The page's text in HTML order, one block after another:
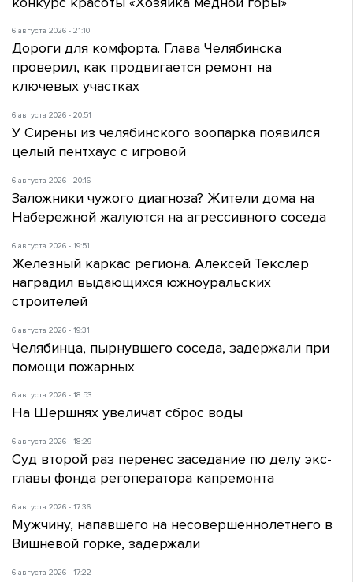
6 августа 2026 - 21:10
Дороги для комфорта. Глава Челябинска
проверил, как продвигается ремонт на
ключевых участках
6 августа 2026 - 20:51
У Сирены из челябинского зоопарка появился
целый пентхаус с игровой
6 августа 2026 - 20:16
Заложники чужого диагноза? Жители дома на
Набережной жалуются на агрессивного соседа
6 августа 2026 - 19:51
Железный каркас региона. Алексей Текслер
наградил выдающихся южноуральских
строителей
6 августа 2026 - 19:31
Челябинца, пырнувшего соседа, задержали при
помощи пожарных
6 августа 2026 - 18:53
На Шершнях увеличат сброс воды
6 августа 2026 - 18:29
Суд второй раз перенес заседание по делу экс-
главы фонда регоператора капремонта
6 августа 2026 - 17:36
Мужчину, напавшего на несовершеннолетнего в
Вишневой горке, задержали
6 августа 2026 - 17:22